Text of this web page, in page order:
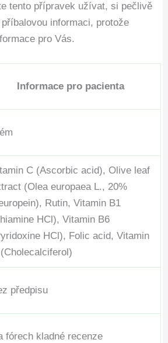
tento přípravek užívat, si pečlivě
informaci, protože
pro Vás.
Informace pro pacienta
C (Ascorbic acid), Olive leaf
(Olea europaea L., 20%
Rutin, Vitamin B1
HCl), Vitamin B6
HCl), Folic acid, Vitamin
(Cholecalciferol)
předpisu
fórech kladné recenze